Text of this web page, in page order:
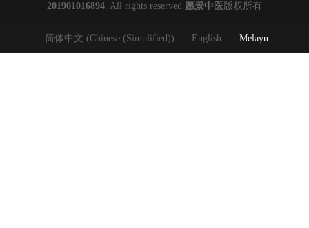
201901016894. All rights reserved 愿景中医版权所有
简体中文 (Chinese (Simplified)) English Melayu